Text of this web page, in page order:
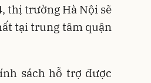
thị trường Hà Nội sẽ
tại trung tâm quận
sách hỗ trợ được